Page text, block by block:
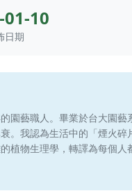
10
日期
園藝職人。畢業於台大園藝
。我認為生活中的「煙火
物生理學，轉譯為每個人